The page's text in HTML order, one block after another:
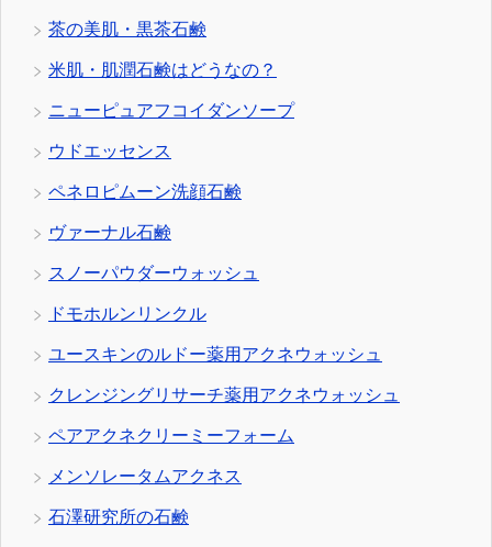
茶の美肌・黒茶石鹸
米肌・肌潤石鹸はどうなの？
ニューピュアフコイダンソープ
ウドエッセンス
ペネロピムーン洗顔石鹸
ヴァーナル石鹸
スノーパウダーウォッシュ
ドモホルンリンクル
ユースキンのルドー薬用アクネウォッシュ
クレンジングリサーチ薬用アクネウォッシュ
ペアアクネクリーミーフォーム
メンソレータムアクネス
石澤研究所の石鹸